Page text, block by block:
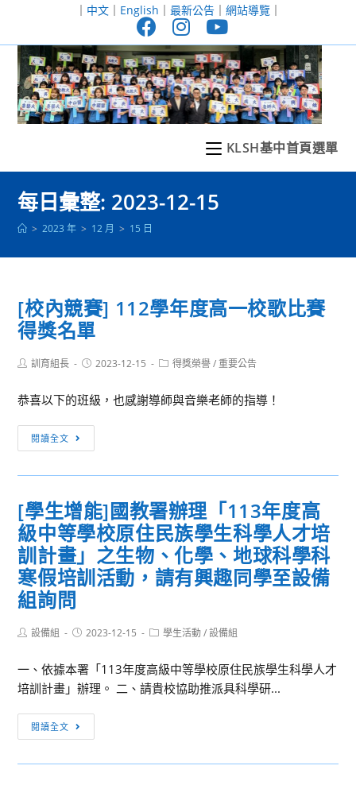
至
｜ 中文｜ English ｜ 最新公告｜ 網站導覽｜
KLSH基中首頁選單
每日彙整: 2023-12-15
> 2023 年 > 12 月 > 15 日
[校內競賽] 112學年度高一校歌比賽
得獎名單
Post訓育組長
Post2023-12-15
Post得獎榮譽 / 重要公告
恭喜以下的班級，也感謝導師與音樂老師的指導！
閱讀全文
內
競
112
學
年
度
高
比
賽
名
[學生增能]國教署辦理「113年度高
級中等學校原住民族學生科學人才培
訓計畫」之生物、化學、地球科學科
寒假培訓活動，請有興趣同學至設備
組詢問
Post設備組
Post2023-12-15
Post學生活動 / 設備組
一、依據本署「113年度高級中等學校原住民族學生科學人才
培訓計畫」辦理。 二、請貴校協助推派具科學研...
閱讀全文
生
增